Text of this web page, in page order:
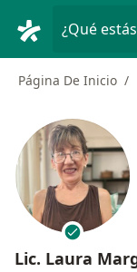
¿Qué
Página De Inicio
Lic. Laura